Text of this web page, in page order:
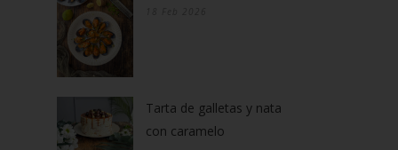
Tarta de galletas y nata
con caramelo